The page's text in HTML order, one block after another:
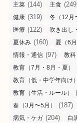
主菜 (144) 主食
健康 (319) 冬（12月
医療 (122) 吹き出し
夏休み (160) 夏（6月
情報・通信 (97) 教
教育（7月・8月・夏）
教育（低・中学年向け）
教育（生活・ルール）
春（3月〜5月） (187)
病気・ケガ (204) 白